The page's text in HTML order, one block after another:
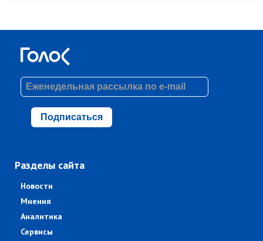
Подписаться
Разделы сайта
Новости
Мнения
Аналитика
Сервисы